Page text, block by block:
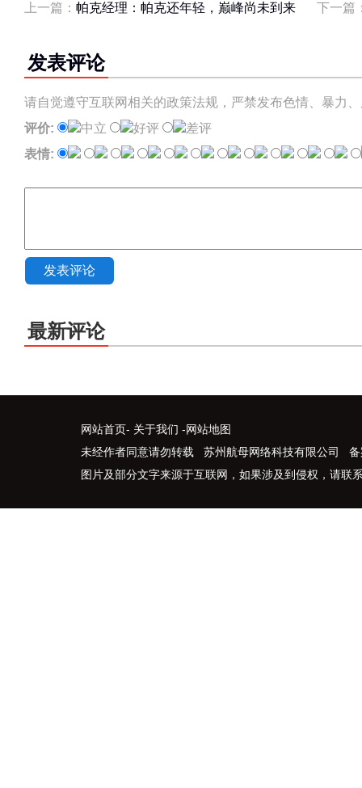
下一篇
上一篇： 帕克经理：帕克还年轻，巅峰尚未到来
发表评论
请自觉遵守互联网相关的政策法规，严禁发布色情、暴力
评价:
中立 好评
差评
表情:
发表评论
最新评论
网站首页- 关于我们 -网站地图
未经作者同意请勿转载 苏州航母网络科技有限公司 备
图片及部分文字来源于互联网，如果涉及到侵权，请联